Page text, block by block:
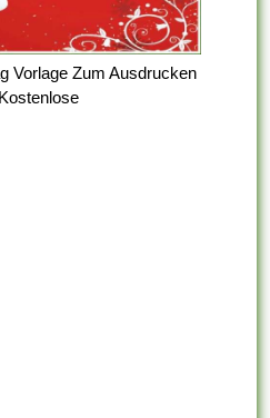
Vorlage Zum Ausdrucken